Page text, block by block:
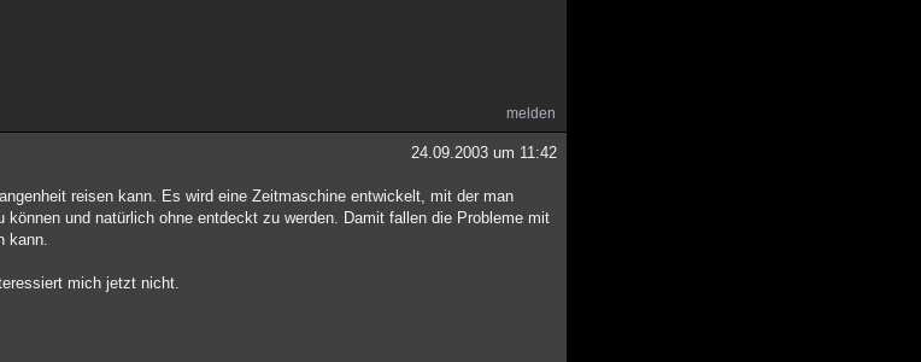
melden
24.09.2003 um 11:42
reisen kann. Es wird eine Zeitmaschine entwickelt, mit der man
und natürlich ohne entdeckt zu werden. Damit fallen die Probleme mit
kann.
mich jetzt nicht.